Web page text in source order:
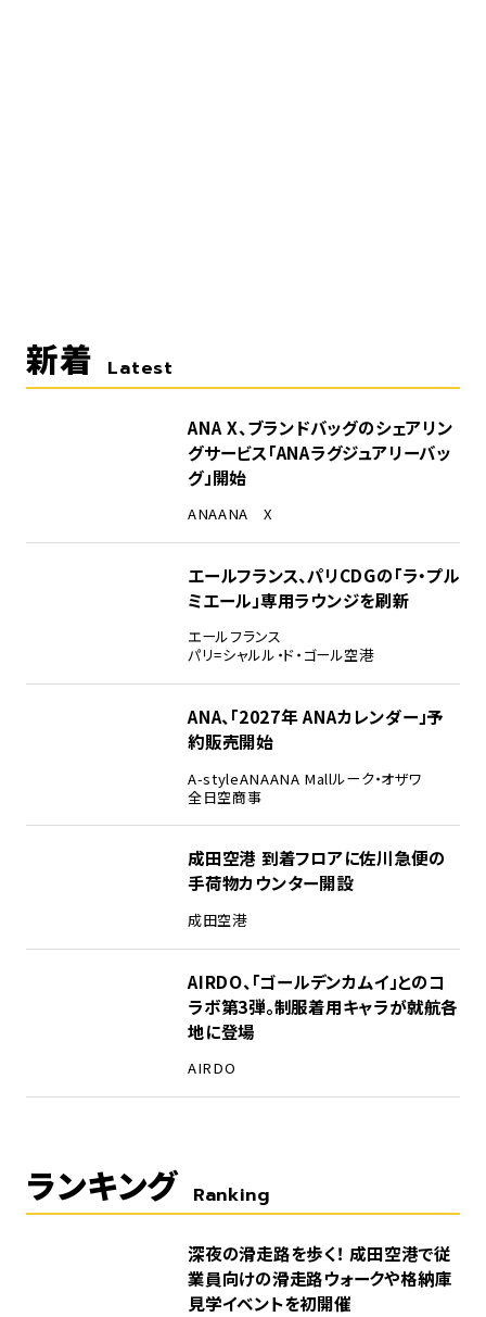
新着 Latest
ANA X、ブランドバッグのシェアリン
グサービス「ANAラグジュアリーバッ
グ」開始
ANAANA X
エールフランス、パリCDGの「ラ・プル
ミエール」専用ラウンジを刷新
エールフランス
パリ=シャルル・ド・ゴール空港
ANA、「2027年 ANAカレンダー」予
約販売開始
A-styleANAANA Mallルーク・オザワ
全日空商事
成田空港 到着フロアに佐川急便の
手荷物カウンター開設
成田空港
AIRDO、「ゴールデンカムイ」とのコ
ラボ第3弾。制服着用キャラが就航各
地に登場
AIRDO
ランキング Ranking
深夜の滑走路を歩く！ 成田空港で従
業員向けの滑走路ウォークや格納庫
見学イベントを初開催